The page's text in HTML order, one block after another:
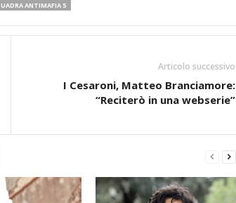
ANTIMAFIA 5
Articolo successivo
I Cesaroni, Matteo Branciamore:
“Reciterò in una webserie”